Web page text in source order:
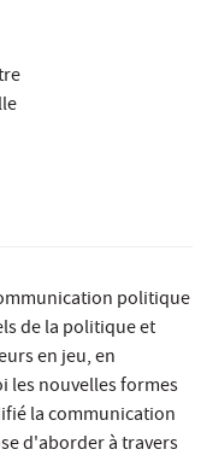
politique
de la politique et
en jeu, en
les nouvelles formes
la communication
d'aborder à travers